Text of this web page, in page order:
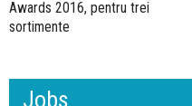
Awards 2016, pentru trei
sortimente
Jobs